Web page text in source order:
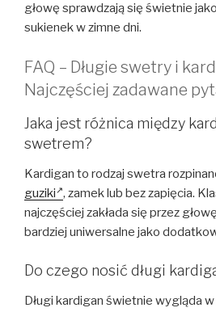
głowę sprawdzają się świetnie jako
sukienek w zimne dni.
FAQ – Długie swetry i
Najczęściej zadawane
Jaka jest różnica między
swetrem?
Kardigan to rodzaj swetra
guziki , zamek lub bez zapięcia.
najczęściej zakłada się przez
bardziej uniwersalne jako
Do czego nosić długi
Długi kardigan świetnie wygląda w